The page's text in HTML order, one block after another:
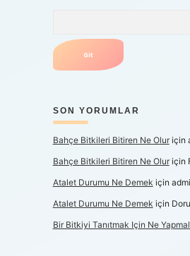
SON YORUMLAR
Bahçe Bitkileri Bitiren Ne Oluriçin
Bahçe Bitkileri Bitiren Ne Oluriçin
Atalet Durumu Ne Demek için
Atalet Durumu Ne Demek için
Bir Bitkiyi Tanıtmak Için Ne